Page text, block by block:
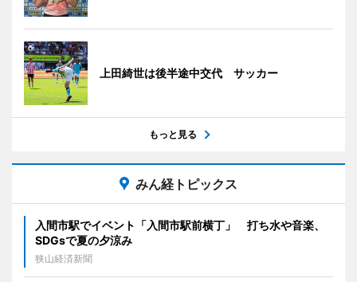
上田綺世は後半途中交代 サッカー
もっと見る
みん経トピックス
入間市駅でイベント「入間市駅前横丁」 打ち水や音楽、
SDGsで夏の夕涼み
狭山経済新聞